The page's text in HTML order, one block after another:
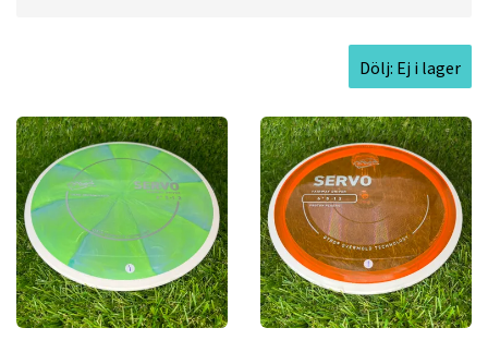
Approved Date:Dec 1, 2013 lMax Weight:175.1gr
lDiameter:21.1cm lHeight:1.4cm lRim
Depth:1.2cm lRim Thickness:1.8cm lInside Rim
Diameter:
17.5cm
Dölj: Ej i lager